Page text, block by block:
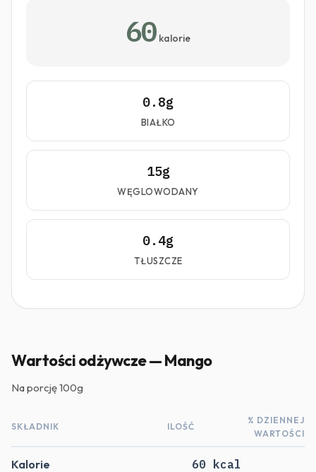
60 kalorie
0.8g
BIAŁKO
15g
WĘGLOWODANY
0.4g
TŁUSZCZE
Wartości odżywcze — Mango
Na porcję100g
SKŁADNIK ILOŚĆ
% DZIENNEJ
WARTOŚCI
Kalorie 60 kcal